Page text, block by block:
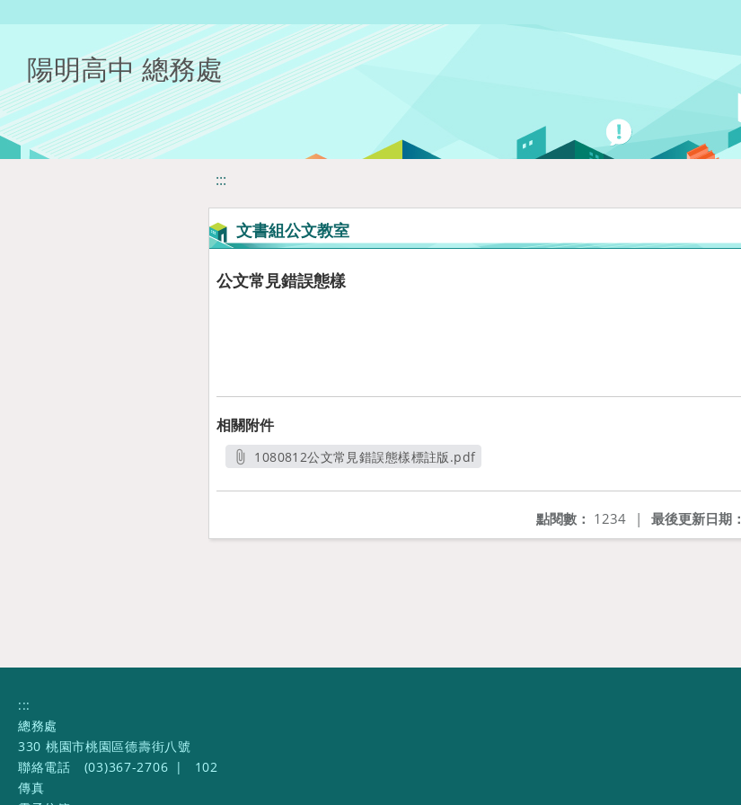
陽明高中 總務處
:::
文書組公文教室
公文常見錯誤態樣
相關附件
1080812公文常見錯誤態樣標註版.pdf
最後更新日期：
點閱數： 1234 |
:::
總務處
330 桃園市桃園區德壽街八號
聯絡電話
(03)367-2706 |
102
傳真